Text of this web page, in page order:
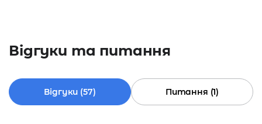
Відгуки та питання
Відгуки (57) Питання (1)